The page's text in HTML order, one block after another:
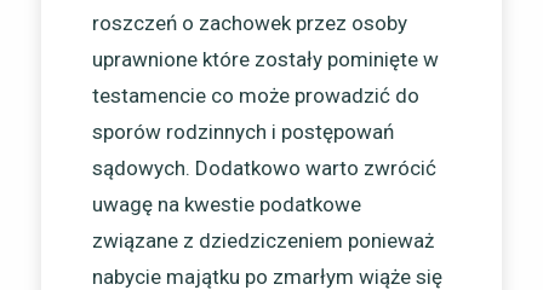
roszczeń o zachowek przez osoby
uprawnione które zostały pominięte w
testamencie co może prowadzić do
sporów rodzinnych i postępowań
sądowych. Dodatkowo warto zwrócić
uwagę na kwestie podatkowe
związane z dziedziczeniem ponieważ
nabycie majątku po zmarłym wiąże się